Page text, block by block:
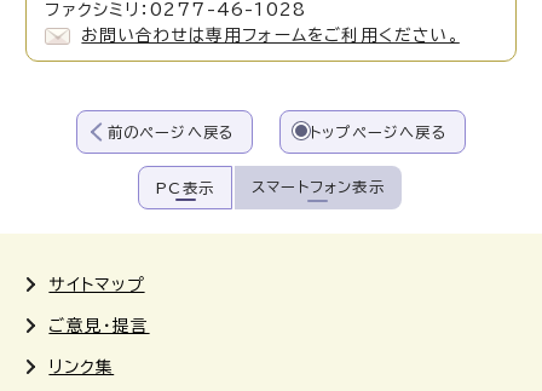
ファクシミリ：0277-46-1028
お問い合わせは専用フォームをご利用ください。
前のページへ戻る トップページへ戻る
PC表示 スマートフォン表示
サイトマップ
ご意見・提言
リンク集